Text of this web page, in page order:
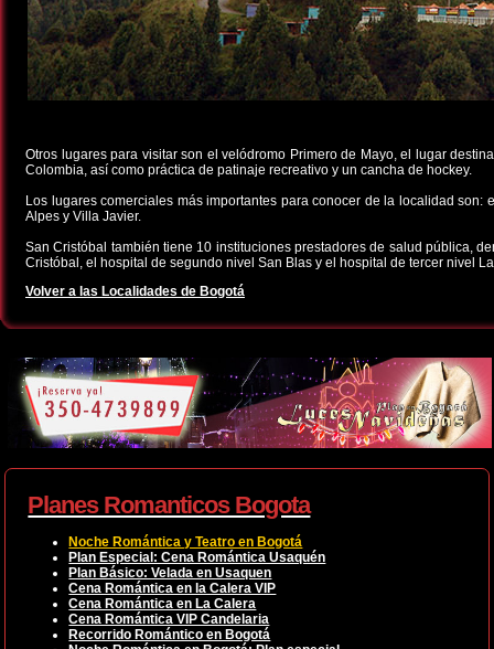
Otros lugares para visitar son el velódromo Primero de Mayo, el lugar
Colombia, así como práctica de patinaje recreativo y un cancha de hockey.
Los lugares comerciales más importantes para conocer de la localidad
Alpes y Villa Javier.
San Cristóbal también tiene 10 instituciones prestadores de salud pública,
Cristóbal, el hospital de segundo nivel San Blas y el hospital de tercer nivel
Volver a las Localidades de Bogotá
Planes Romanticos Bogota
Noche Romántica y Teatro en Bogotá
Plan Especial: Cena Romántica Usaquén
Plan Básico: Velada en Usaquen
Cena Romántica en la Calera VIP
Cena Romántica en La Calera
Cena Romántica VIP Candelaria
Recorrido Romántico en Bogotá